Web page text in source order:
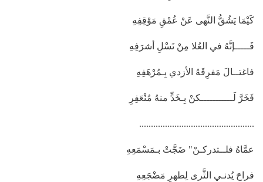
كَيْمَا يَشُقُّ النَّهى عَنْ عُمْقِ مَوْقِفِهِ
فَـــــإنَّهُ في العُلا مِنْ نَسْلِ أشرَفِهِ
فاغتــالَ مَفرِقَهُ الأزدي بِـمُرْهَفِهِ
فَخَرَّ لَـــــــــــكنْ بِـخَدٍّ منهُ مُنْعَفِرِ
.................................................
عمَّاهُ فلــتدركـنْ" ضَجَّتْ بـمَسْمَعِهِ
فراحَ يُدنـي الثَّرى لِطهرِ مَضْجَعِهِ